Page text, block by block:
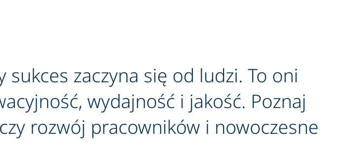
sukces zaczyna się od ludzi. To oni
wydajność i jakość. Poznaj
rozwój pracowników i nowoczesne